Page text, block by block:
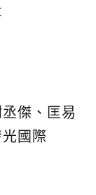
傑、匡易
國際